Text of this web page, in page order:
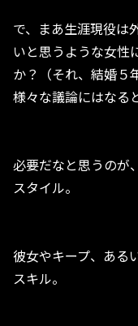
で、まあ生涯現役は
いと思うような女性
か？（それ、結婚５
様々な議論にはなる
必要だなと思うのが
スタイル。
彼女やキープ、ある
スキル。